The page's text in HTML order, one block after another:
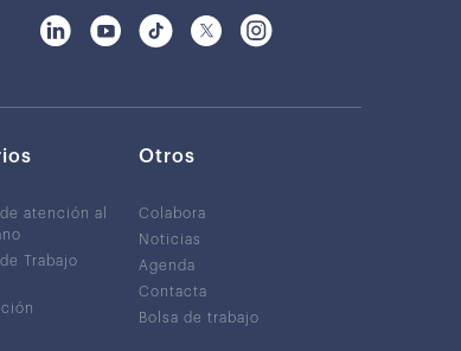
de atención al
de Trabajo
Otros
Colabora
Noticias
Agenda
Contacta
Bolsa de trabajo